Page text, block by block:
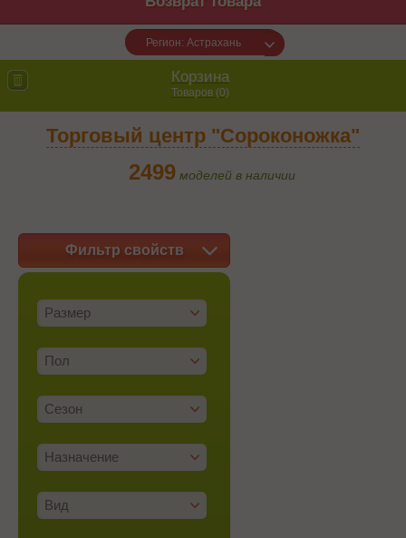
Регион: Астрахань
Корзина
Товаров (0)
Торговый центр "Сороконожка"
2499 моделей в наличии
Фильтр свойств
Размер
Пол
Сезон
Назначение
Вид